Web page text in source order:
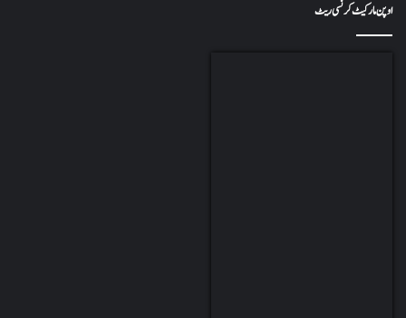
اوپن مارکیٹ کرنسی ریٹ